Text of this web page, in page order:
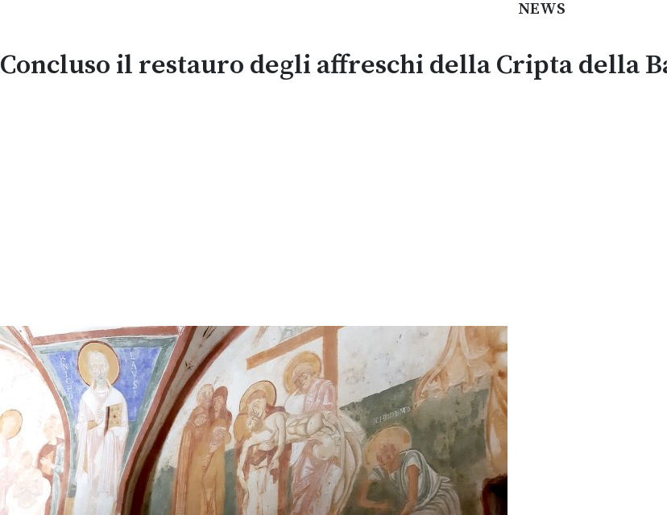
NEWS
Concluso il restauro degli affreschi della Cripta della